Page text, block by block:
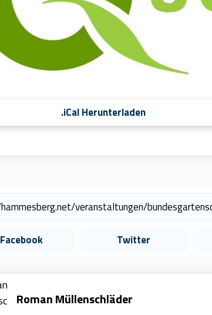
.iCal Herunterladen
Facebook Twitter
Roman Müllenschläder